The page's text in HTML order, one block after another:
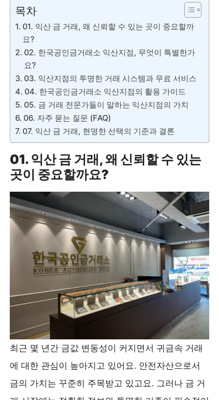
목차
01. 익산 금 거래, 왜 신뢰할 수 있는 곳이 중요할까
요?
02. 한국공인금거래소 익산지점, 무엇이 특별한가
요?
03. 익산지점의 투명한 거래 시스템과 무료 서비스
04. 한국공인금거래소 익산지점의 활용 가이드
05. 금 거래 전문가들이 말하는 익산지점의 가치
06. 자주 묻는 질문 (FAQ)
07. 익산 금 거래, 현명한 선택의 기준과 결론
01. 익산 금 거래, 왜 신뢰할 수 있는
곳이 중요할까요?
최근 몇 년간 금값 변동성이 커지면서 귀금속 거래
에 대한 관심이 높아지고 있어요. 안전자산으로서
금의 가치는 꾸준히 주목받고 있고요. 그러나 금 거